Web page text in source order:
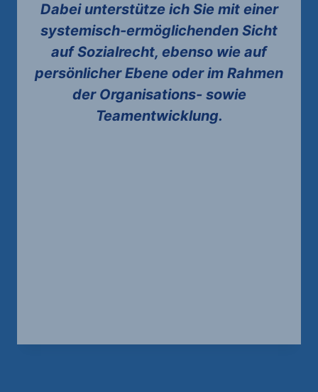
Dabei unterstütze ich Sie mit einer
systemisch-ermöglichenden Sicht
auf Sozialrecht, ebenso wie auf
persönlicher Ebene oder im Rahmen
der Organisations- sowie
Teamentwicklung.